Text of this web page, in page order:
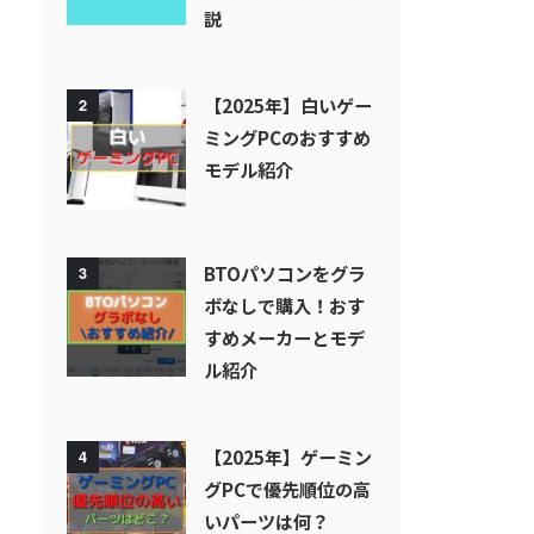
説
2
【2025年】白いゲー
ミングPCのおすすめ
モデル紹介
3
BTOパソコンをグラ
ボなしで購入！おす
すめメーカーとモデ
ル紹介
4
【2025年】ゲーミン
グPCで優先順位の高
いパーツは何？